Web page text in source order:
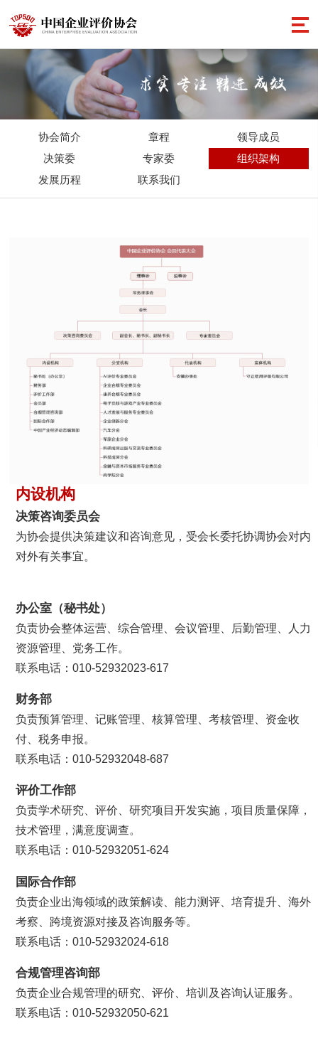
协会简介 章程
领导成员
决策委
专家委
组织架构
发展历程
联系我们
内设机构
决策咨询委员会
为协会提供决策建议和咨询意见，受会长委托协调协会对内
对外有关事宜。
办公室（秘书处）
负责协会整体运营、综合管理、会议管理、后勤管理、人力
资源管理、党务工作。
联系电话：010-52932023-617
财务部
负责预算管理、记账管理、核算管理、考核管理、资金收
付、税务申报。
联系电话：010-52932048-687
评价工作部
负责学术研究、评价、研究项目开发实施，项目质量保障，
技术管理，满意度调查。
联系电话：010-52932051-624
国际合作部
负责企业出海领域的政策解读、能力测评、培育提升、海外
考察、跨境资源对接及咨询服务等。
联系电话：010-52932024-618
合规管理咨询部
负责企业合规管理的研究、评价、培训及咨询认证服务。
联系电话：010-52932050-621